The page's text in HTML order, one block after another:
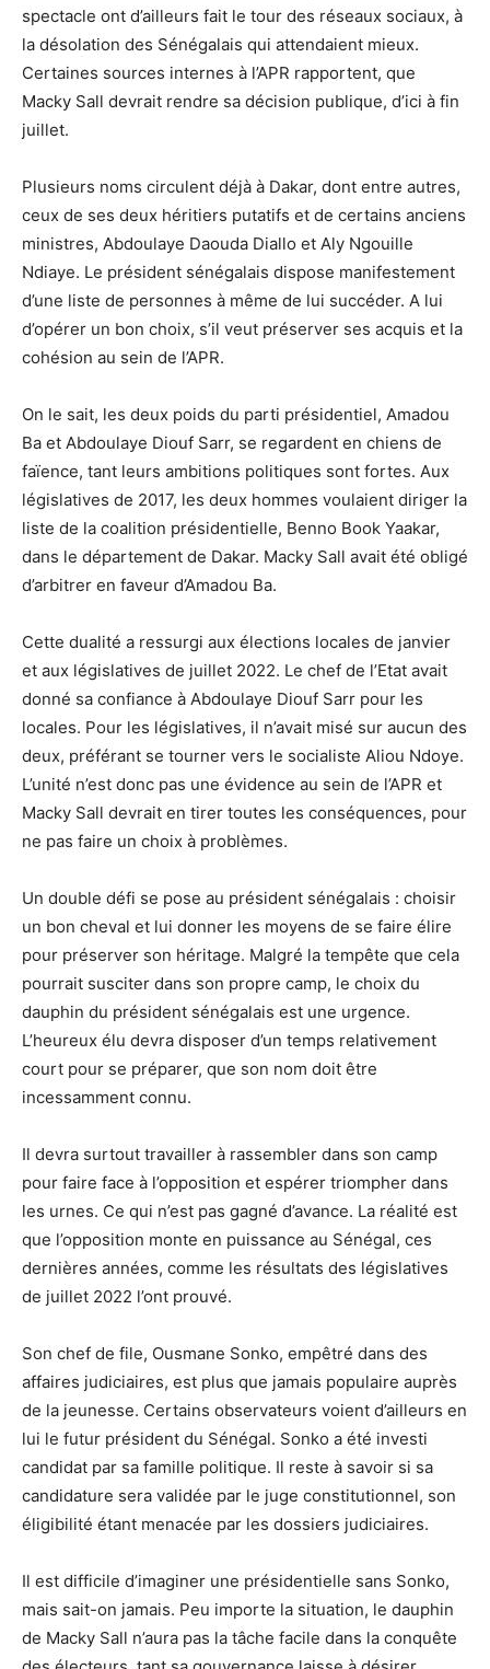
spectacle ont d’ailleurs fait le tour des réseaux sociaux, à
la désolation des Sénégalais qui attendaient mieux.
Certaines sources internes à l’APR rapportent, que
Macky Sall devrait rendre sa décision publique, d’ici à fin
juillet.
Plusieurs noms circulent déjà à Dakar, dont entre autres,
ceux de ses deux héritiers putatifs et de certains anciens
ministres, Abdoulaye Daouda Diallo et Aly Ngouille
Ndiaye. Le président sénégalais dispose manifestement
d’une liste de personnes à même de lui succéder. A lui
d’opérer un bon choix, s’il veut préserver ses acquis et la
cohésion au sein de l’APR.
On le sait, les deux poids du parti présidentiel, Amadou
Ba et Abdoulaye Diouf Sarr, se regardent en chiens de
faïence, tant leurs ambitions politiques sont fortes. Aux
législatives de 2017, les deux hommes voulaient diriger la
liste de la coalition présidentielle, Benno Book Yaakar,
dans le département de Dakar. Macky Sall avait été obligé
d’arbitrer en faveur d’Amadou Ba.
Cette dualité a ressurgi aux élections locales de janvier
et aux législatives de juillet 2022. Le chef de l’Etat avait
donné sa confiance à Abdoulaye Diouf Sarr pour les
locales. Pour les législatives, il n’avait misé sur aucun des
deux, préférant se tourner vers le socialiste Aliou Ndoye.
L’unité n’est donc pas une évidence au sein de l’APR et
Macky Sall devrait en tirer toutes les conséquences, pour
ne pas faire un choix à problèmes.
Un double défi se pose au président sénégalais : choisir
un bon cheval et lui donner les moyens de se faire élire
pour préserver son héritage. Malgré la tempête que cela
pourrait susciter dans son propre camp, le choix du
dauphin du président sénégalais est une urgence.
L’heureux élu devra disposer d’un temps relativement
court pour se préparer, que son nom doit être
incessamment connu.
Il devra surtout travailler à rassembler dans son camp
pour faire face à l’opposition et espérer triompher dans
les urnes. Ce qui n’est pas gagné d’avance. La réalité est
que l’opposition monte en puissance au Sénégal, ces
dernières années, comme les résultats des législatives
de juillet 2022 l’ont prouvé.
Son chef de file, Ousmane Sonko, empêtré dans des
affaires judiciaires, est plus que jamais populaire auprès
de la jeunesse. Certains observateurs voient d’ailleurs en
lui le futur président du Sénégal. Sonko a été investi
candidat par sa famille politique. Il reste à savoir si sa
candidature sera validée par le juge constitutionnel, son
éligibilité étant menacée par les dossiers judiciaires.
Il est difficile d’imaginer une présidentielle sans Sonko,
mais sait-on jamais. Peu importe la situation, le dauphin
de Macky Sall n’aura pas la tâche facile dans la conquête